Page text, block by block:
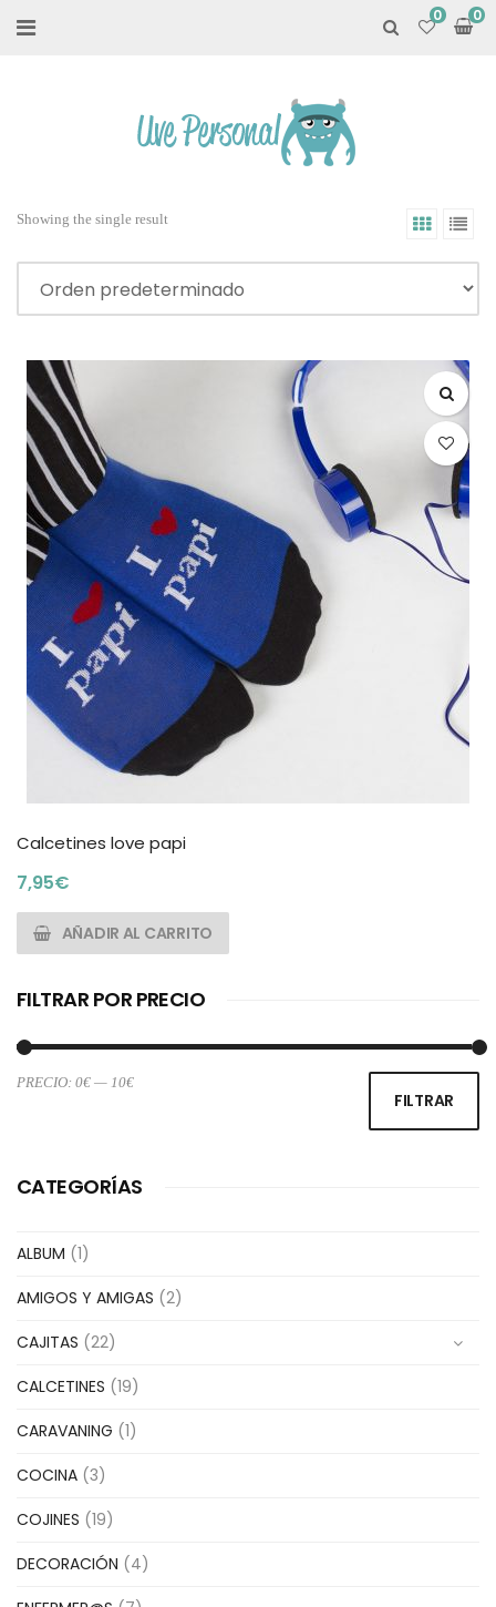
0
Showing the single result
Calcetines love papi
7,95€
AÑADIR AL CARRITO
FILTRAR POR PRECIO
FILTRAR
PRECIO: 0€ — 10€
CATEGORÍAS
ALBUM (1)
AMIGOS Y AMIGAS (2)
CAJITAS (22)
CALCETINES (19)
CARAVANING (1)
COCINA (3)
COJINES (19)
DECORACIÓN (4)